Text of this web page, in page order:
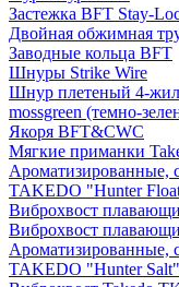
Застежка BFT Stay-
Двойная обжимная
Заводные кольца BFT
Шнуры Strike Wire
Шнур плетеный 4-
mossgreen (темно-
Якоря BFT&CWC
Мягкие приманки
Ароматизированные,
TAKEDO "Hunter
Виброхвост
Виброхвост
Ароматизированные,
TAKEDO "Hunter